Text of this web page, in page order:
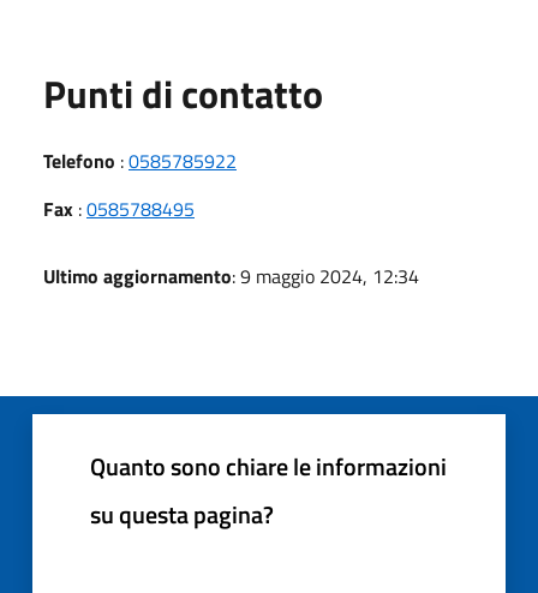
Punti di contatto
Telefono :0585785922
Fax :0585788495
Ultimo aggiornamento: 9 maggio 2024, 12:34
Quanto sono chiare le informazioni
su questa pagina?